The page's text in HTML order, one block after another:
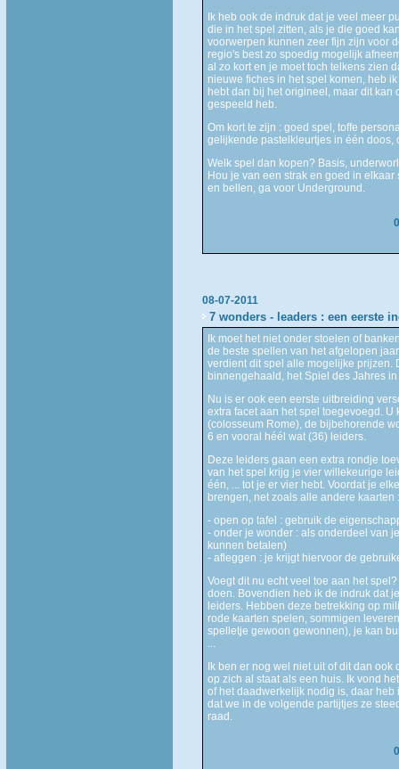
Ik heb ook de indruk dat je veel meer
die in het spel zitten, als je die goed
voorwerpen kunnen zeer fijn zijn voor
regio's best zo spoedig mogelijk
al zo kort en je moet toch telkens zien
nieuwe fiches in het spel komen, heb
hebt dan bij het origineel, maar dit
gespeeld heb.
Om kort te zijn : goed spel, toffe
gelijkende pastelkleurtjes in één doos,
Welk spel dan kopen? Basis,
Hou je van een strak en goed in
en bellen, ga voor Underground.
08-07-2011
7 wonders - leaders : een eerste
Ik moet het niet onder stoelen of
de beste spellen van het afgelopen
verdient dit spel alle mogelijke prijzen.
binnengehaald, het Spiel des Jahres
Nu is er ook een eerste uitbreiding
extra facet aan het spel toegevoegd.
(colosseum Rome), de bijbehorende
6 en vooral héél wat (36) leiders.
Deze leiders gaan een extra rondje
van het spel krijg je vier willekeurige
één, ... tot je er vier hebt. Voordat je
brengen, net zoals alle andere kaarten :
- open op tafel : gebruik de
- onder je wonder : als onderdeel van
kunnen betalen)
- afleggen : je krijgt hiervoor de
Voegt dit nu echt veel toe aan het
doen. Bovendien heb ik de indruk dat
leiders. Hebben deze betrekking op
rode kaarten spelen, sommigen
spelletje gewoon gewonnen), je kan
Ik ben er nog wel niet uit of dit dan
op zich al staat als een huis. Ik vond
of het daadwerkelijk nodig is, daar
dat we in de volgende partijtjes ze
raad.